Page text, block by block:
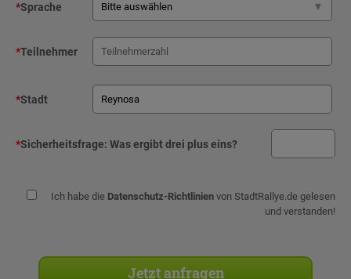
*Sprache
*Teilnehmer
*Stadt
*Sicherheitsfrage: Was ergibt drei plus eins?
Ich habe die Datenschutz-Richtlinien von StadtRallye.de gelesen
und verstanden!